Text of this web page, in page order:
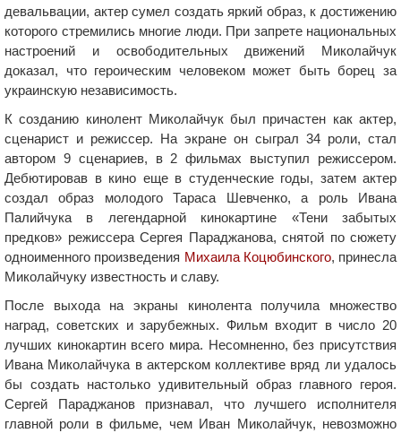
девальвации, актер сумел создать яркий образ, к достижению
которого стремились многие люди. При запрете национальных
настроений и освободительных движений Миколайчук
доказал, что героическим человеком может быть борец за
украинскую независимость.
К созданию кинолент Миколайчук был причастен как актер,
сценарист и режиссер. На экране он сыграл 34 роли, стал
автором 9 сценариев, в 2 фильмах выступил режиссером.
Дебютировав в кино еще в студенческие годы, затем актер
создал образ молодого Тараса Шевченко, а роль Ивана
Палийчука в легендарной кинокартине «Тени забытых
предков» режиссера Сергея Параджанова, снятой по сюжету
одноименного произведения Михаила Коцюбинского, принесла
Миколайчуку известность и славу.
После выхода на экраны кинолента получила множество
наград, советских и зарубежных. Фильм входит в число 20
лучших кинокартин всего мира. Несомненно, без присутствия
Ивана Миколайчука в актерском коллективе вряд ли удалось
бы создать настолько удивительный образ главного героя.
Сергей Параджанов признавал, что лучшего исполнителя
главной роли в фильме, чем Иван Миколайчук, невозможно